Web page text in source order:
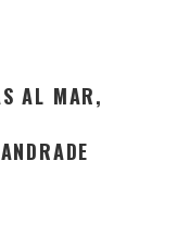
AL MAR,